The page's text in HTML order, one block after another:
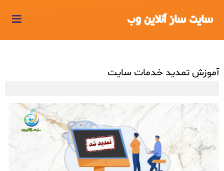
سایت ساز آنلاین وب ≡
آموزش تمدید خدمات سایت